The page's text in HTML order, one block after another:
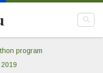
program
2019